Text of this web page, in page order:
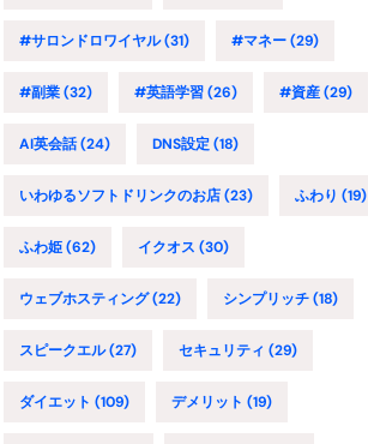
#サロンドロワイヤル(31) #マネー(29)
#副業(32) #英語学習(26) #資産(29)
AI英会話(24) DNS設定(18)
いわゆるソフトドリンクのお店(23) ふわり (19)
ふわ姫(62) イクオス (30)
ウェブホスティング(22) シンプリッチ(18)
スピークエル(27) セキュリティ (29)
ダイエット (109) デメリット (19)